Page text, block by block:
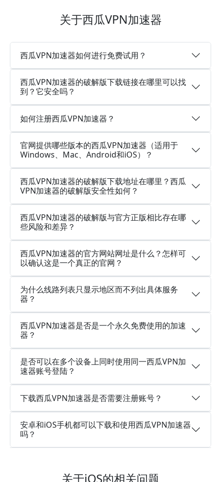
关于西瓜VPN加速器
西瓜VPN加速器如何进行免费试用？
西瓜VPN加速器的破解版下载链接在哪里可以找
到？它安全吗？
如何注册西瓜VPN加速器？
官网提供哪些版本的西瓜VPN加速器（适用于
Windows、Mac、Android和iOS）？
西瓜VPN加速器的破解版下载地址在哪里？西瓜
VPN加速器的破解版安全性如何？
西瓜VPN加速器的破解版与官方正版相比存在哪
些风险和差异？
西瓜VPN加速器的官方网站网址是什么？怎样可
以确认这是一个真正的官网？
为什么线路列表只显示地区而不列出具体服务
器？
西瓜VPN加速器是否是一个永久免费使用的加速
器？
是否可以在多个设备上同时使用同一西瓜VPN加
速器账号登陆？
下载西瓜VPN加速器是否需要注册账号？
安卓和iOS手机都可以下载和使用西瓜VPN加速器
吗？
关于iOS的相关问题